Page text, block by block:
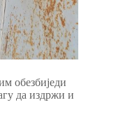
обезбиједи
да издржи и